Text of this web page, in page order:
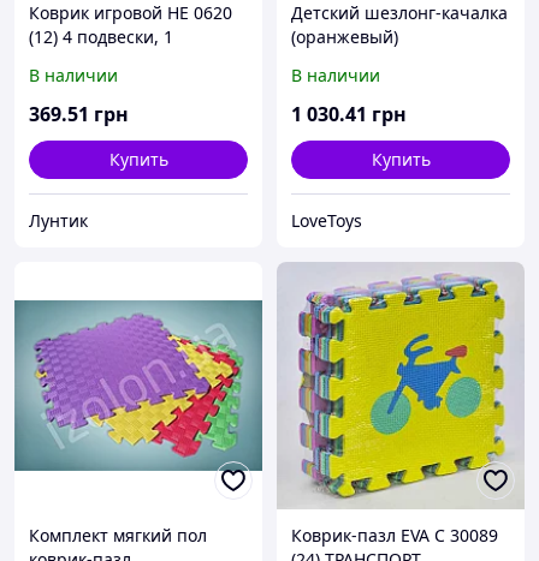
Коврик игровой НЕ 0620
(12) 4 подвески, 1
В наличии
369.51 грн
Купить
Лунтик
Детский шезлонг-качалка
(оранжевый)
В наличии
1 030.41 грн
Купить
LoveToys
Комплект мягкий пол
Коврик-пазл EVA С 30089